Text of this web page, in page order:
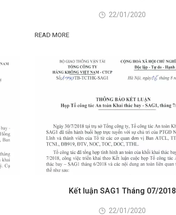
22/01/2020
READ MORE
Kết luận SAG1 Tháng 07/2018
22/01/2020